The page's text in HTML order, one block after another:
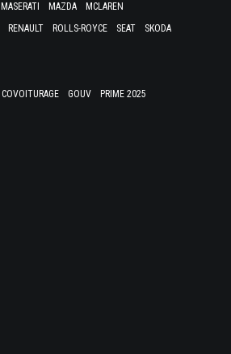
MASERATI MAZDA
MCLAREN
RENAULT ROLLS-ROYCE SEAT
SKODA
COVOITURAGE GOUV
PRIME 2025